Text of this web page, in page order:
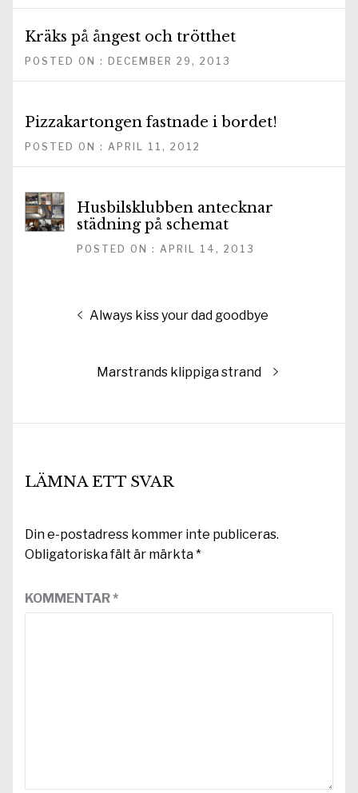
Kräks på ångest och trötthet
POSTED ON : DECEMBER 29, 2013
Pizzakartongen fastnade i bordet!
POSTED ON : APRIL 11, 2012
Husbilsklubben antecknar
städning på schemat
POSTED ON : APRIL 14, 2013
Inläggsnavigering
Föregående
Always kiss your dad goodbye
Nästa
Marstrands klippiga strand
LÄMNA ETT SVAR
Din e-postadress kommer inte publiceras.
Obligatoriska fält är märkta*
KOMMENTAR*